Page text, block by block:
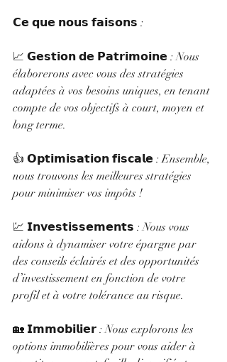
𝗖𝗲 𝗾𝘂𝗲 𝗻𝗼𝘂𝘀 𝗳𝗮𝗶𝘀𝗼𝗻𝘀 :
📈 𝗚𝗲𝘀𝘁𝗶𝗼𝗻 𝗱𝗲 𝗣𝗮𝘁𝗿𝗶𝗺𝗼𝗶𝗻𝗲 : Nous
élaborerons avec vous des stratégies
adaptées à vos besoins uniques, en tenant
compte de vos objectifs à court, moyen et
long terme.
👍 𝗢𝗽𝘁𝗶𝗺𝗶𝘀𝗮𝘁𝗶𝗼𝗻 𝗳𝗶𝘀𝗰𝗮𝗹𝗲 : Ensemble,
nous trouvons les meilleures stratégies
pour minimiser vos impôts !
💹 𝗜𝗻𝘃𝗲𝘀𝘁𝗶𝘀𝘀𝗲𝗺𝗲𝗻𝘁𝘀 : Nous vous
aidons à dynamiser votre épargne par
des conseils éclairés et des opportunités
d’investissement en fonction de votre
profil et à votre tolérance au risque.
🏡 𝗜𝗺𝗺𝗼𝗯𝗶𝗹𝗶𝗲𝗿 : Nous explorons les
options immobilières pour vous aider à